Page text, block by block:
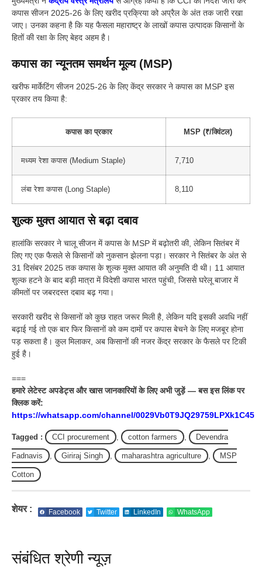
कपास सीजन 2025-26 के लिए खरीद प्रक्रिया को अप्रैल के अंत तक जारी रखा
जाए। उनका कहना है कि यह फैसला महाराष्ट्र के लाखों कपास उत्पादक किसानों के
हितों की रक्षा के लिए बेहद अहम है।
कपास का न्यूनतम समर्थन मूल्य (MSP)
खरीफ मार्केटिंग सीजन 2025-26 के लिए केंद्र सरकार ने कपास का MSP इस
प्रकार तय किया है:
कपास का प्रकार MSP (₹/क्विंटल)
मध्यम रेशा कपास (Medium Staple) 7,710
लंबा रेशा कपास (Long Staple) 8,110
शुल्क मुक्त आयात से बढ़ा दबाव
हालांकि सरकार ने चालू सीजन में कपास के MSP में बढ़ोतरी की, लेकिन सितंबर में
लिए गए एक फैसले से किसानों को नुकसान झेलना पड़ा। सरकार ने सितंबर के अंत से
31 दिसंबर 2025 तक कपास के शुल्क मुक्त आयात की अनुमति दी थी। 11 आयात
शुल्क हटने के बाद बड़ी मात्रा में विदेशी कपास भारत पहुंची, जिससे घरेलू बाजार में
कीमतों पर जबरदस्त दबाव बढ़ गया।
सरकारी खरीद से किसानों को कुछ राहत जरूर मिली है, लेकिन यदि इसकी अवधि नहीं
बढ़ाई गई तो एक बार फिर किसानों को कम दामों पर कपास बेचने के लिए मजबूर होना
पड़ सकता है। कुल मिलाकर, अब किसानों की नजर केंद्र सरकार के फैसले पर टिकी
हुई है।
===
हमारे लेटेस्ट अपडेट्स और खास जानकारियों के लिए अभी जुड़ें — बस इस लिंक पर
क्लिक करें:
https://whatsapp.com/channel/0029Vb0T9JQ29759LPXk1C45
Tagged : CCI procurement cotton farmers Devendra
Fadnavis Giriraj Singh maharashtra agriculture MSP
Cotton
शेयर : Facebook Twitter LinkedIn WhatsApp
संबंधित श्रेणी न्यूज़